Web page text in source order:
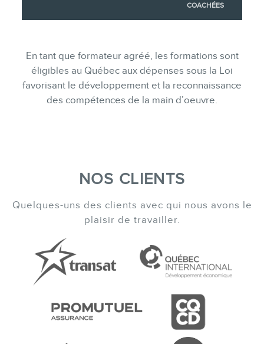
CONTACT
INFOLETTRE
EN
COACHÉES
En tant que formateur agréé, les formations sont
éligibles au Québec aux dépenses sous la Loi
favorisant le développement et la reconnaissance
des compétences de la main d’oeuvre.
NOS CLIENTS
Quelques-uns des clients avec qui nous avons le
plaisir de travailler.